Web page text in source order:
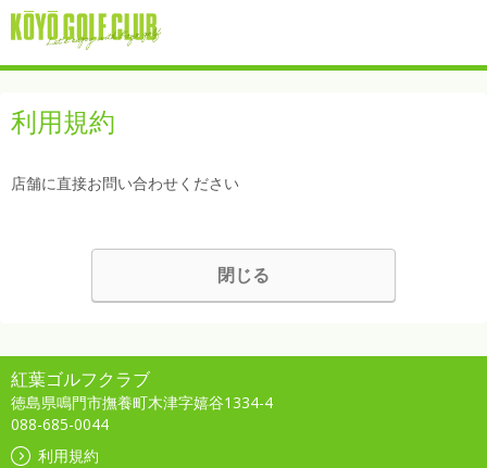
利用規約
店舗に直接お問い合わせください
閉じる
紅葉ゴルフクラブ
徳島県鳴門市撫養町木津字嬉谷1334-4
088-685-0044
利用規約